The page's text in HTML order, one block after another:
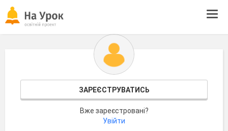
ЗАРЕЄСТРУВАТИСЬ
Вже зареєстровані?
Увійти